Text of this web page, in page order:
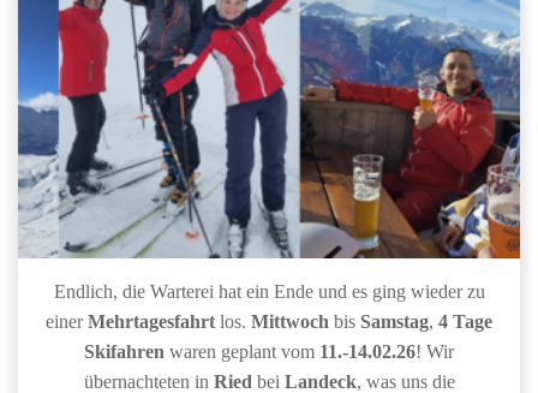
Endlich, die Warterei hat ein Ende und es ging wieder zu
einerMehrtagesfahrt los. Mittwoch bis Samstag, 4 Tage
Skifahren waren geplant vom 11.-14.02.26! Wir
übernachteten in Ried bei Landeck, was uns die